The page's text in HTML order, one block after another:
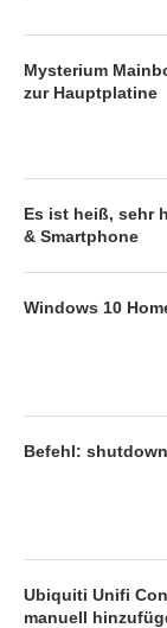
Mysterium
zur Hauptplatine
Es ist heiß, sehr
& Smartphone
Windows 10
Befehl:
Ubiquiti Unifi
manuell